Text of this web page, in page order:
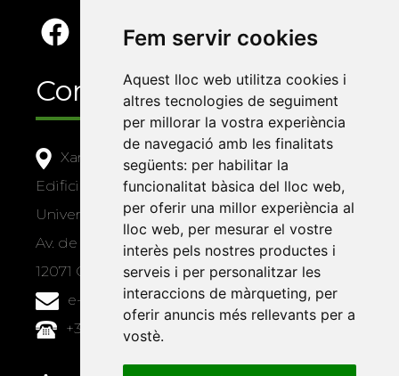
Fem servir cookies
Aquest lloc web utilitza cookies i
altres tecnologies de seguiment
per millorar la vostra experiència
de navegació amb les finalitats
següents: per habilitar la
funcionalitat bàsica del lloc web,
per oferir una millor experiència al
lloc web, per mesurar el vostre
interès pels nostres productes i
serveis i per personalitzar les
interaccions de màrqueting, per
oferir anuncis més rellevants per a
vostè.
Contacte
Xarxa Vives d'Universitats
Edifici Àgora
Universitat Jaume I, local 10
Av. de Vicent Sos Baynat, s/n
12071 Castelló de la Plana
e-buc@vives.org
+34 964 72 89 93